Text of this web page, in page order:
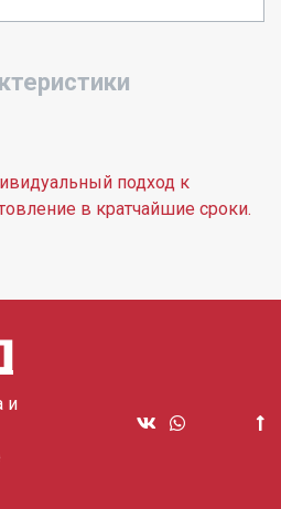
подход к
в кратчайшие сроки.
и